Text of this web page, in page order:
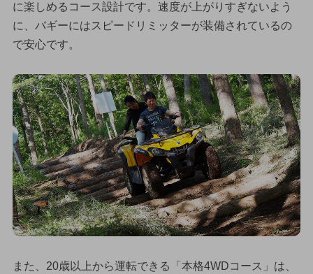
に楽しめるコース設計です。速度が上がりすぎないよう
に、バギーにはスピードリミッターが装備されているの
で安心です。
また、20歳以上から運転できる「本格4WDコース」は、